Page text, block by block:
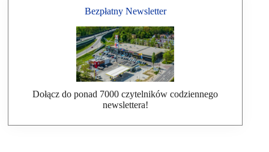
Bezpłatny Newsletter
Dołącz do ponad 7000 czytelników codziennego
newslettera!